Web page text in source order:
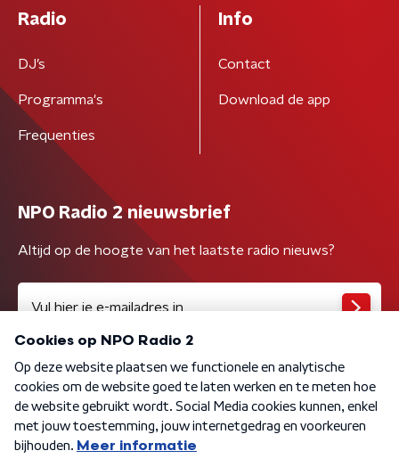
Radio
DJ’s
Programma's
Frequenties
Info
Contact
Download de app
NPO Radio 2 nieuwsbrief
Altijd op de hoogte van het laatste radio nieuws?
Algemene voorwaarden